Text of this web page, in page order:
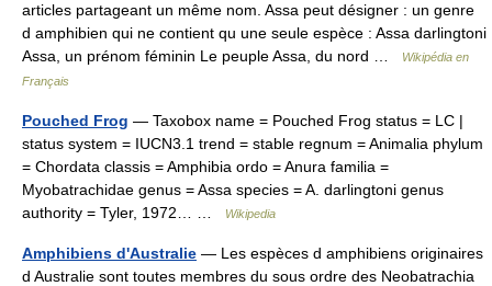
articles partageant un même nom. Assa peut désigner : un genre
d amphibien qui ne contient qu une seule espèce : Assa darlingtoni
Assa, un prénom féminin Le peuple Assa, du nord …
Wikipédia en
Français
Pouched Frog — Taxobox name = Pouched Frog status = LC |
status system = IUCN3.1 trend = stable regnum = Animalia phylum
= Chordata classis = Amphibia ordo = Anura familia =
Myobatrachidae genus = Assa species = A. darlingtoni genus
authority = Tyler, 1972… …
Wikipedia
Amphibiens d'Australie — Les espèces d amphibiens originaires
d Australie sont toutes membres du sous ordre des Neobatrachia